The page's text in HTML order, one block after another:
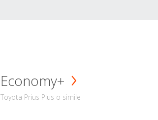
Economy+
Toyota Prius Plus o simile